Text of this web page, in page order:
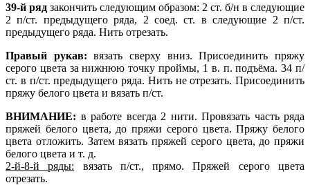
39-й ряд закончить следующим образом: 2 ст. б/н в следующие
2 п/ст. предыдущего ряда, 2 соед. ст. в следующие 2 п/ст.
предыдущего ряда. Нить отрезать.
Правый рукав: вязать сверху вниз.Присоединить пряжу
серого цвета за нижнюю точку проймы, 1 в. п. подъёма. 34 п/
ст. в п/ст. предыдущего ряда. Нить не отрезать. Присоединить
пряжу белого цвета и вязать п/ст.
ВНИМАНИЕ: в работе всегда 2 нити. Провязать часть ряда
пряжей белого цвета, до пряжи серого цвета.Пряжу белого
цвета отложить. Затем вязать пряжей серого цвета, до пряжи
белого цвета и т. д.
2-й-8-й ряды: вязать п/ст., прямо. Пряжей серого цвета
отрезать.